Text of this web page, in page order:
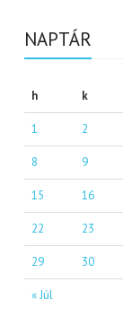
NAPTÁR
h
k
« Júl
1 2
8 9
15 16
22 23
29 30